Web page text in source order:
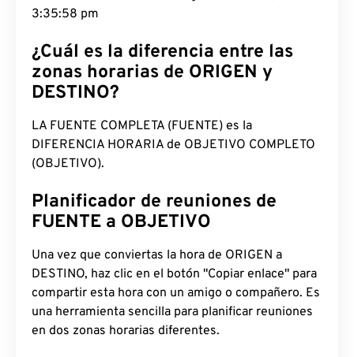
3:35:59 pm
¿Cuál es la diferencia entre las
zonas horarias de ORIGEN y
DESTINO?
LA FUENTE COMPLETA (FUENTE) es la
DIFERENCIA HORARIA de OBJETIVO COMPLETO
(OBJETIVO).
Planificador de reuniones de
FUENTE a OBJETIVO
Una vez que conviertas la hora de ORIGEN a
DESTINO, haz clic en el botón "Copiar enlace" para
compartir esta hora con un amigo o compañero. Es
una herramienta sencilla para planificar reuniones
en dos zonas horarias diferentes.